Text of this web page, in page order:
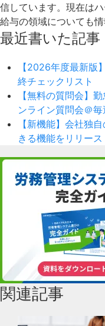
信しています。現在は
給与の領域についても
最近書いた記事
【2026年度最新版
終チェックリスト
【無料の質問会】
ンライン質問会＠
【新機能】会社独
きる機能をリリー
関連記事